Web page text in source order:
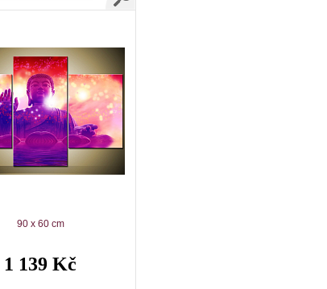
90 x 60 cm
1 139 Kč